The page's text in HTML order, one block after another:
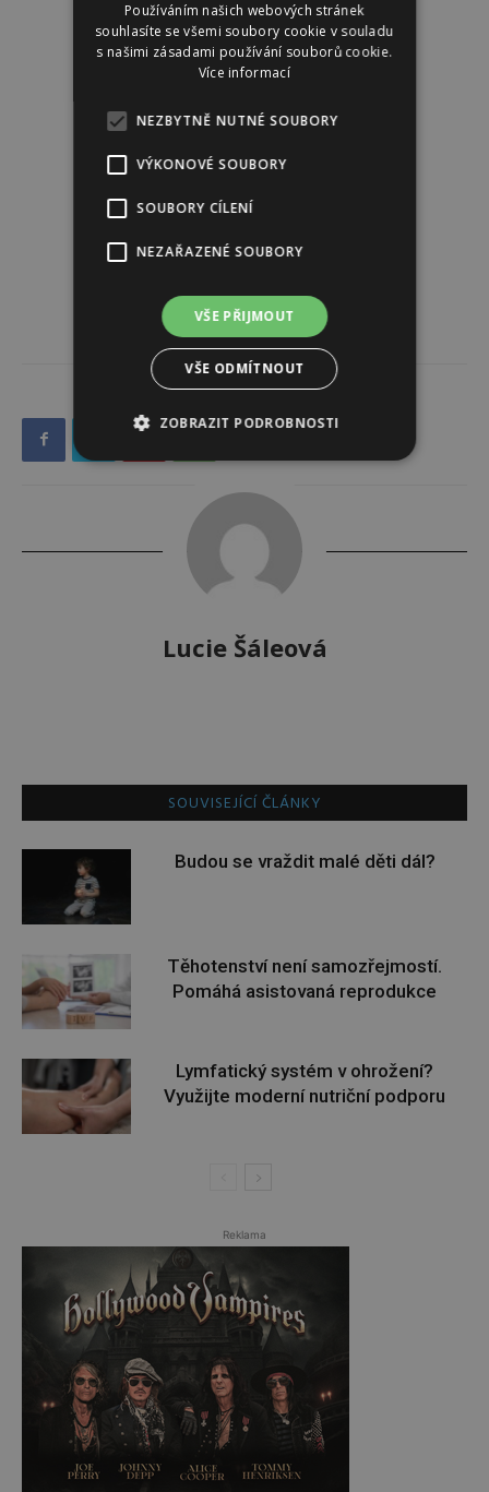
Lucie Šáleová
SOUVISEJÍCÍ ČLÁNKY
Budou se vraždit malé děti dál?
Těhotenství není samozřejmostí.
Pomáhá asistovaná reprodukce
Lymfatický systém v ohrožení?
Využijte moderní nutriční podporu
Reklama
Používáním našich webových stránek
souhlasíte se všemi soubory cookie v souladu
s našimi zásadami používání souborů cookie.
Více informací
NEZBYTNĚ NUTNÉ SOUBORY
VÝKONOVÉ SOUBORY
SOUBORY CÍLENÍ
NEZAŘAZENÉ SOUBORY
VŠE PŘIJMOUT
VŠE ODMÍTNOUT
ZOBRAZIT PODROBNOSTI